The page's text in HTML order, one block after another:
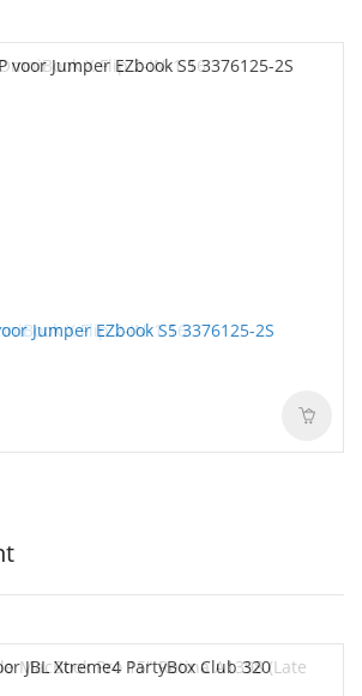
Jumper EZbook S5 3376125-2S